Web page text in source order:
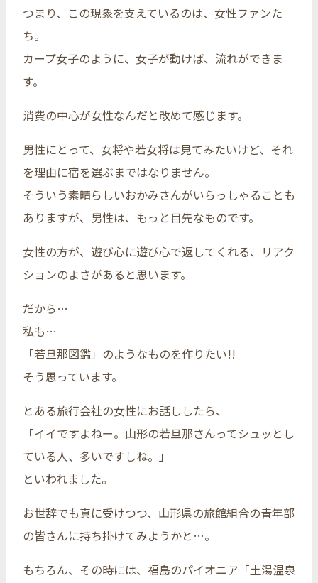
つまり、この現象を支えているのは、女性ファンた
ち。
カープ女子のように、女子が動けば、流れができま
す。
消費の中心が女性なんだと改めて感じます。
男性にとって、女将や若女将は見てみたいけど、それ
を理由に宿を選ぶまではなりません。
そういう素晴らしいおかみさんがいらっしゃることも
ありますが、男性は、もっと目先なものです。
女性の方が、遊び心に遊び心で返してくれる、リアク
ションのよさがあると思います。
だから…
私も…
「若旦那図鑑」のようなものを作りたい!!
そう思っています。
とある旅行会社の女性にお話ししたら、
「イイですよねー。山形の若旦那さんってシュッとし
ている人、多いですしね。」
といわれました。
お世辞でも真に受けつつ、山形県の旅館組合の青年部
の皆さんに持ち掛けてみようかと…。
もちろん、その時には、福島のパイオニア「土湯温泉